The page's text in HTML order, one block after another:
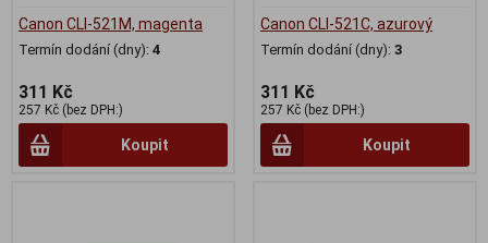
Canon CLI-521M, magenta
Termín dodání (dny): 4
311 Kč
257 Kč (bez DPH:)
Koupit
Canon CLI-521C, azurový
Termín dodání (dny): 3
311 Kč
257 Kč (bez DPH:)
Koupit